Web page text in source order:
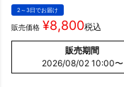
2～3日でお届け
販売価格 ¥8,800税込
販売期間
2026/08/02 10:00〜